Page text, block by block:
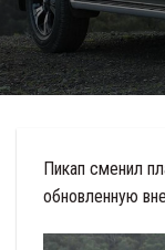
Пикап сменил
обновленную